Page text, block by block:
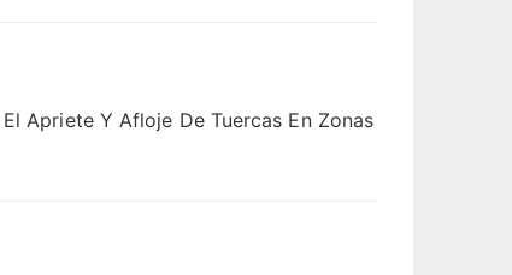
Apriete Y Afloje De Tuercas En Zonas